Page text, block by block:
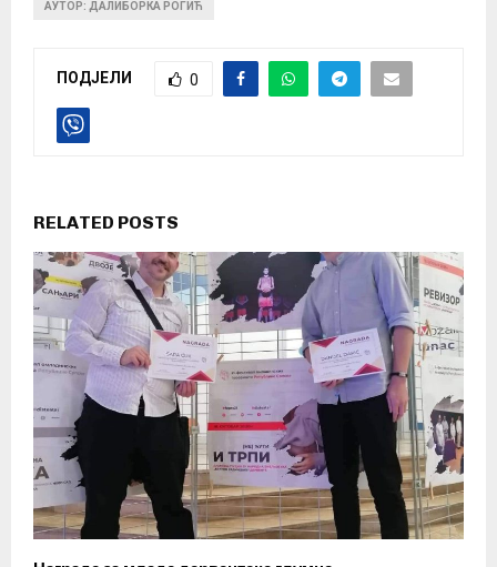
АУТОР: ДАЛИБОРКА РОГИЋ
ПОДЈЕЛИ 0
RELATED POSTS